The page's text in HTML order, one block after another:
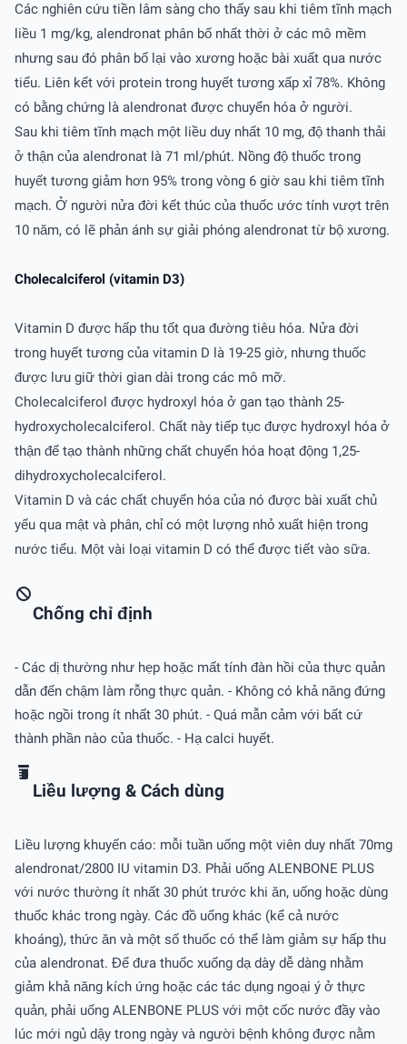
Các nghiên cứu tiền lâm sàng cho thấy sau khi tiêm tĩnh mạch
liều 1 mg/kg, alendronat phân bố nhất thời ở các mô mềm
nhưng sau đó phân bố lại vào xương hoặc bài xuất qua nước
tiểu. Liên kết với protein trong huyết tương xấp xỉ 78%. Không
có bằng chứng là alendronat được chuyển hóa ở người.
Sau khi tiêm tĩnh mạch một liều duy nhất 10 mg, độ thanh thải
ở thận của alendronat là 71 ml/phút. Nồng độ thuốc trong
huyết tương giảm hơn 95% trong vòng 6 giờ sau khi tiêm tĩnh
mạch. Ở người nửa đời kết thúc của thuốc ước tính vượt trên
10 năm, có lẽ phản ánh sự giải phóng alendronat từ bộ xương.
Cholecalciferol (vitamin D3)
Vitamin D được hấp thu tốt qua đường tiêu hóa. Nửa đời
trong huyết tương của vitamin D là 19-25 giờ, nhưng thuốc
được lưu giữ thời gian dài trong các mô mỡ.
Cholecalciferol được hydroxyl hóa ở gan tạo thành 25-
hydroxycholecalciferol. Chất này tiếp tục được hydroxyl hóa ở
thận để tạo thành những chất chuyển hóa hoạt động 1,25-
dihydroxycholecalciferol.
Vitamin D và các chất chuyển hóa của nó được bài xuất chủ
yếu qua mật và phân, chỉ có một lượng nhỏ xuất hiện trong
nước tiểu. Một vài loại vitamin D có thể được tiết vào sữa.
Chống chỉ định
- Các dị thường như hẹp hoặc mất tính đàn hồi của thực quản
dẫn đến chậm làm rỗng thực quản. - Không có khả năng đứng
hoặc ngồi trong ít nhất 30 phút. - Quá mẫn cảm với bất cứ
thành phần nào của thuốc. - Hạ calci huyết.
Liều lượng & Cách dùng
Liều lượng khuyến cáo: mỗi tuần uống một viên duy nhất 70mg
alendronat/2800 IU vitamin D3. Phải uống ALENBONE PLUS
với nước thường ít nhất 30 phút trước khi ăn, uống hoặc dùng
thuốc khác trong ngày. Các đồ uống khác (kể cả nước
khoáng), thức ăn và một số thuốc có thể làm giảm sự hấp thu
của alendronat. Để đưa thuốc xuống dạ dày dễ dàng nhằm
giảm khả năng kích ứng hoặc các tác dụng ngoại ý ở thực
quản, phải uống ALENBONE PLUS với một cốc nước đầy vào
lúc mới ngủ dậy trong ngày và người bệnh không được nằm